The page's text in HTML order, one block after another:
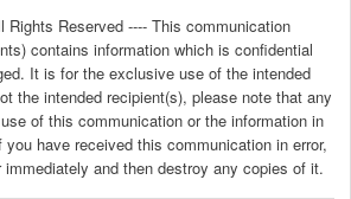
Rights Reserved ---- This communication
contains information which is confidential
It is for the exclusive use of the intended
the intended recipient(s), please note that any
of this communication or the information in
have received this communication in error,
and then destroy any copies of it.